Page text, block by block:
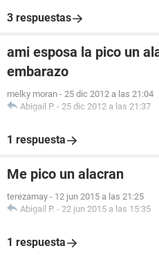
3 respuestas
ami esposa la pico un
embarazo
melky moran - 25 dic 2012 a las 21:04
Abigail P. - 25 dic 2012 a las 21:37
1 respuesta
Me pico un alacran
terezamay - 12 jun 2015 a las 21:25
Abigail P. - 22 jun 2015 a las 15:35
1 respuesta